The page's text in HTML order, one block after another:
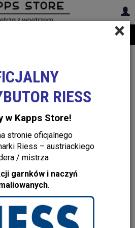
+48 22 299 19 84
×
RIESS
w Kapps Store!
stronie oficjalnego
Riess – austriackiego
/ mistrza
garnków i naczyń
.